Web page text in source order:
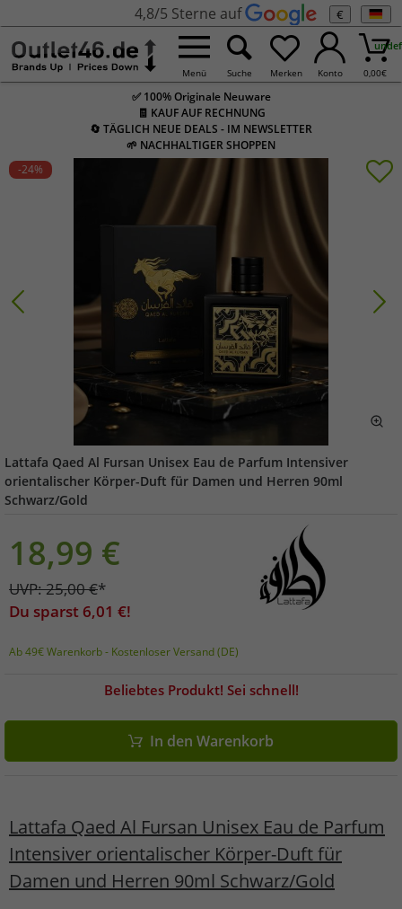
4,8/5 Sterne auf €
Menü Suche Merken Konto 0,00€
✅ 100% Originale Neuware
🧾 KAUF AUF RECHNUNG
🔄 TÄGLICH NEUE DEALS - IM NEWSLETTER
🌱 NACHHALTIGER SHOPPEN
-24%
Lattafa Qaed Al Fursan Unisex Eau de Parfum Intensiver
orientalischer Körper-Duft für Damen und Herren 90ml
Schwarz/Gold
18,99 €
UVP:25,00€*
Du sparst 6,01 €!
Ab 49€ Warenkorb - Kostenloser Versand (DE)
Beliebtes Produkt! Sei schnell!
In den Warenkorb
Lattafa Qaed Al Fursan Unisex Eau de Parfum
Intensiver orientalischer Körper-Duft für
Damen und Herren 90ml Schwarz/Gold